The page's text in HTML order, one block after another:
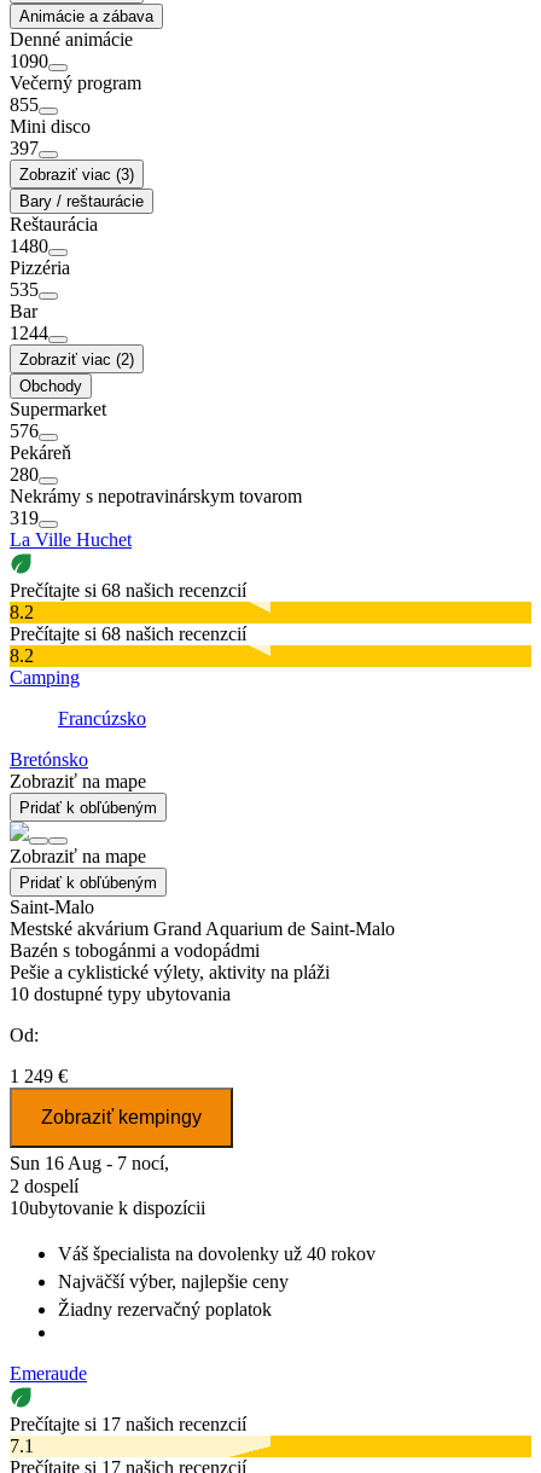
Animácie a zábava
Denné animácie
1090
Večerný program
855
Mini disco
397
Zobraziť viac (3)
Bary / reštaurácie
Reštaurácia
1480
Pizzéria
535
Bar
1244
Zobraziť viac (2)
Obchody
Supermarket
576
Pekáreň
280
Nekrámy s nepotravinárskym tovarom
319
La Ville Huchet
Prečítajte si 68 našich recenzcií
8.2
Prečítajte si 68 našich recenzcií
8.2
Camping
Francúzsko
Bretónsko
Zobraziť na mape
Pridať k obľúbeným
Zobraziť na mape
Pridať k obľúbeným
Saint-Malo
Mestské akvárium Grand Aquarium de Saint-Malo
Bazén s tobogánmi a vodopádmi
Pešie a cyklistické výlety, aktivity na pláži
10 dostupné typy ubytovania
Od:
1 249 €
Zobraziť kempingy
Sun 16 Aug - 7 nocí,
2 dospelí
10ubytovanie k dispozícii
Váš špecialista na dovolenky už 40 rokov
Najväčší výber, najlepšie ceny
Žiadny rezervačný poplatok
Emeraude
Prečítajte si 17 našich recenzcií
7.1
Prečítajte si 17 našich recenzcií